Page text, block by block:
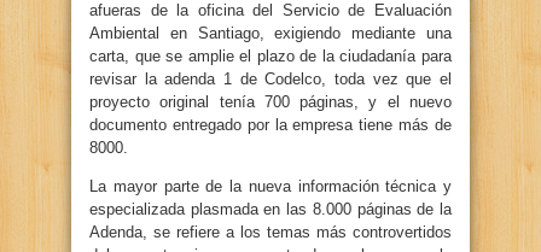
afueras de la oficina del Servicio de Evaluación
Ambiental en Santiago, exigiendo mediante una
carta, que se amplie el plazo de la ciudadanía para
revisar la adenda 1 de Codelco, toda vez que el
proyecto original tenía 700 páginas, y el nuevo
documento entregado por la empresa tiene más de
8000.
La mayor parte de la nueva información técnica y
especializada plasmada en las 8.000 páginas de la
Adenda, se refiere a los temas más controvertidos